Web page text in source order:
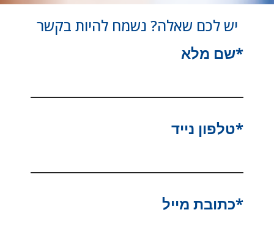
יש לכם שאלה? נשמח להיות בקשר
*שם מלא
*טלפון נייד
*כתובת מייל